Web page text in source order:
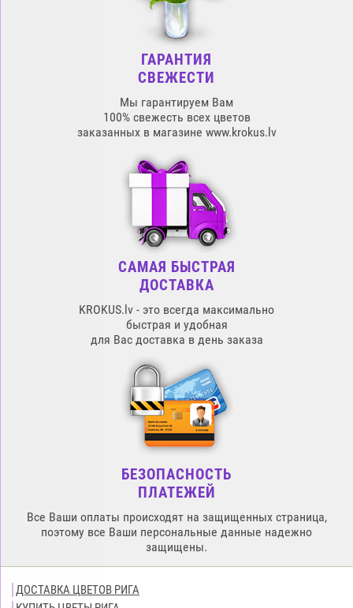
ГАРАНТИЯ
СВЕЖЕСТИ
Мы гарантируем Вам
100% свежесть всех цветов
заказанных в магазине www.krokus.lv
САМАЯ БЫСТРАЯ
ДОСТАВКА
KROKUS.lv - это всегда максимально
быстрая и удобная
для Вас доставка в день заказа
БЕЗОПАСНОСТЬ
ПЛАТЕЖЕЙ
Все Ваши оплаты происходят на защищенных страница,
поэтому все Ваши персональные данные надежно
защищены.
ДОСТАВКА ЦВЕТОВ РИГА